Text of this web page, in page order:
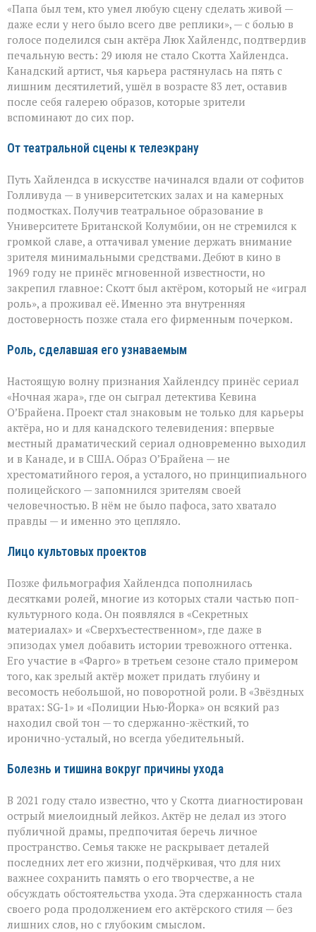
умел
делать
второстепенное
незабываемым»:
ушёл
Скотт
Хайлендс
«Папа был тем, кто умел любую сцену сделать живой —
даже если у него было всего две реплики», — с болью в
голосе поделился сын актёра Люк Хайлендс, подтвердив
печальную весть: 29 июля не стало Скотта Хайлендса.
Канадский артист, чья карьера растянулась на пять с
лишним десятилетий, ушёл в возрасте 83 лет, оставив
после себя галерею образов, которые зрители
вспоминают до сих пор.
От театральной сцены к телеэкрану
Путь Хайлендса в искусстве начинался вдали от софитов
Голливуда — в университетских залах и на камерных
подмостках. Получив театральное образование в
Университете Британской Колумбии, он не стремился к
громкой славе, а оттачивал умение держать внимание
зрителя минимальными средствами. Дебют в кино в
1969 году не принёс мгновенной известности, но
закрепил главное: Скотт был актёром, который не «играл
роль», а проживал её. Именно эта внутренняя
достоверность позже стала его фирменным почерком.
Роль, сделавшая его узнаваемым
Настоящую волну признания Хайлендсу принёс сериал
«Ночная жара», где он сыграл детектива Кевина
О’Брайена. Проект стал знаковым не только для карьеры
актёра, но и для канадского телевидения: впервые
местный драматический сериал одновременно выходил
и в Канаде, и в США. Образ О’Брайена — не
хрестоматийного героя, а усталого, но принципиального
полицейского — запомнился зрителям своей
человечностью. В нём не было пафоса, зато хватало
правды — и именно это цепляло.
Лицо культовых проектов
Позже фильмография Хайлендса пополнилась
десятками ролей, многие из которых стали частью поп-
культурного кода. Он появлялся в «Секретных
материалах» и «Сверхъестественном», где даже в
эпизодах умел добавить истории тревожного оттенка.
Его участие в «Фарго» в третьем сезоне стало примером
того, как зрелый актёр может придать глубину и
весомость небольшой, но поворотной роли. В «Звёздных
вратах: SG‑1» и «Полиции Нью‑Йорка» он всякий раз
находил свой тон — то сдержанно-жёсткий, то
иронично-усталый, но всегда убедительный.
Болезнь и тишина вокруг причины ухода
В 2021 году стало известно, что у Скотта диагностирован
острый миелоидный лейкоз. Актёр не делал из этого
публичной драмы, предпочитая беречь личное
пространство. Семья также не раскрывает деталей
последних лет его жизни, подчёркивая, что для них
важнее сохранить память о его творчестве, а не
обсуждать обстоятельства ухода. Эта сдержанность стала
своего рода продолжением его актёрского стиля — без
лишних слов, но с глубоким смыслом.